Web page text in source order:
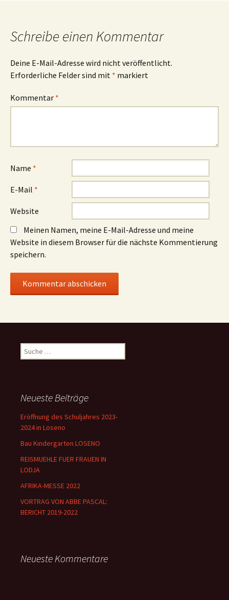
Schreibe einen Kommentar
Deine E-Mail-Adresse wird nicht veröffentlicht.
Erforderliche Felder sind mit * markiert
Kommentar *
Name *
E-Mail *
Website
Meinen Namen, meine E-Mail-Adresse und meine
Website in diesem Browser für die nächste Kommentierung
speichern.
Suche
nach:
Neueste Beiträge
Eröffnung des Schuljahres 2023-
2024 in Loseno
Bau Kindergarten LOSENO
REISMUEHLE FUER FRAUEN IN
LODJA
AFRIKA-MESSE 2022
VORTRAG VON ABBE PASCAL:
BERICHT 2019-2022
Neueste Kommentare